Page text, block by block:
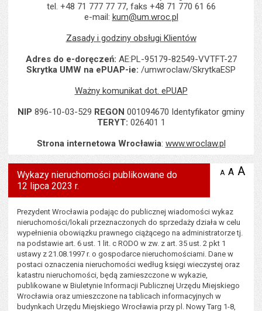
tel. +48 71 777 77 77, faks +48 71 770 61 66
e-mail: kum@um.wroc.pl
Zasady i godziny obsługi Klientów
Adres do e-doręczeń: AE:PL-95179-82549-VVTFT-27
Skrytka UMW na ePUAP-ie: /umwroclaw/SkrytkaESP
Ważny komunikat dot. ePUAP
NIP 896-10-03-529 REGON 001094670 Identyfikator gminy
TERYT: 026401 1
Strona internetowa Wrocławia: www.wroclaw.pl
Wyświetlono artykuł "Wykazy nieruchomości publikowane do 12
Wykazy nieruchomości publikowane do
12 lipca 2023 r.
A zmniejsz
A A
Prezydent Wrocławia podając do publicznej wiadomości wykaz
nieruchomości/lokali przeznaczonych do sprzedaży działa w celu
wypełnienia obowiązku prawnego ciążącego na administratorze tj.
na podstawie art. 6 ust. 1 lit. c RODO w zw. z art. 35 ust. 2 pkt 1
ustawy z 21.08.1997 r. o gospodarce nieruchomościami. Dane w
postaci oznaczenia nieruchomości według księgi wieczystej oraz
katastru nieruchomości, będą zamieszczone w wykazie,
publikowane w Biuletynie Informacji Publicznej Urzędu Miejskiego
Wrocławia oraz umieszczone na tablicach informacyjnych w
budynkach Urzędu Miejskiego Wrocławia przy pl. Nowy Targ 1-8,